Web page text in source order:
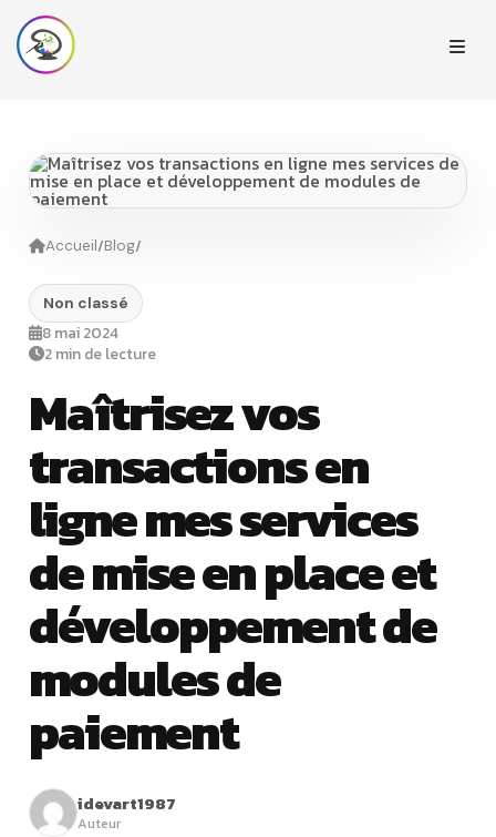
Accueil/Blog/
Non classé
8 mai 2024
2 min de lecture
Maîtrisez vos
transactions en
ligne mes services
de mise en place et
développement de
modules de
paiement
idevart1987
Auteur